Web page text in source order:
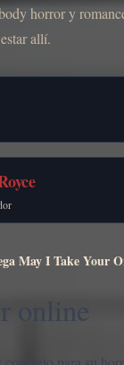
horror y
allí.
May I Take Your
online